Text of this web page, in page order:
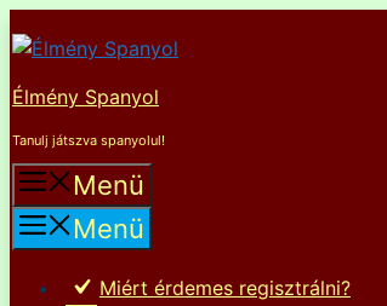
a
tartalomba
Élmény Spanyol
Tanulj játszva spanyolul!
Menü
Menü
Miért érdemes regisztrálni?